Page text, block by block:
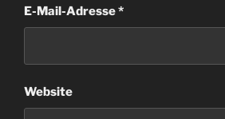
E-Mail-Adresse*
Website